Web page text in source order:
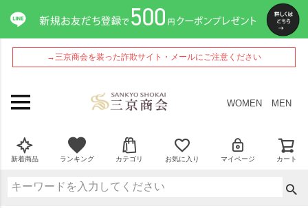
→三京商会を装った詐欺サイト・メールにご注意ください
WOMEN MEN
新着商品 ランキング カテゴリ お気に入り マイページ カート